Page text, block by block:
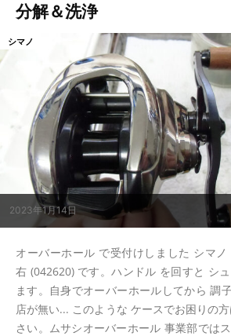
分解＆洗浄
2023年1月14日
シマノ
オーバーホール で受付けしました シマノ
右 (042620) です。ハンドル を回すと シ
ます。自身でオーバーホールしてから 調
店が無い... このような ケースでお困りの
さい。ムサシオーバーホール 事業部では